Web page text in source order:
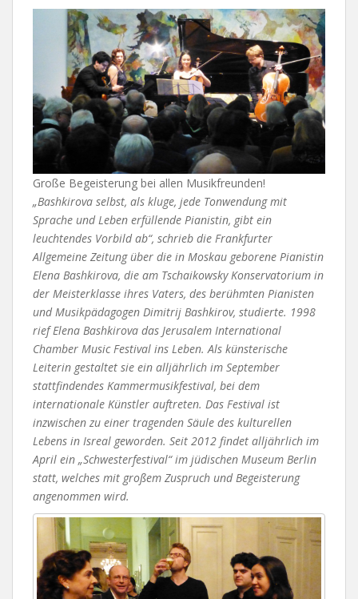
Große Begeisterung bei allen Musikfreunden!
„Bashkirova selbst, als kluge, jede Tonwendung mit
Sprache und Leben erfüllende Pianistin, gibt ein
leuchtendes Vorbild ab“, schrieb die Frankfurter
Allgemeine Zeitung über die in Moskau geborene Pianistin
Elena Bashkirova, die am Tschaikowsky Konservatorium in
der Meisterklasse ihres Vaters, des berühmten Pianisten
und Musikpädagogen Dimitrij Bashkirov, studierte. 1998
rief Elena Bashkirova das Jerusalem International
Chamber Music Festival ins Leben. Als künsterische
Leiterin gestaltet sie ein alljährlich im September
stattfindendes Kammermusikfestival, bei dem
internationale Künstler auftreten. Das Festival ist
inzwischen zu einer tragenden Säule des kulturellen
Lebens in Isreal geworden. Seit 2012 findet alljährlich im
April ein „Schwesterfestival“ im jüdischen Museum Berlin
statt, welches mit großem Zuspruch und Begeisterung
angenommen wird.